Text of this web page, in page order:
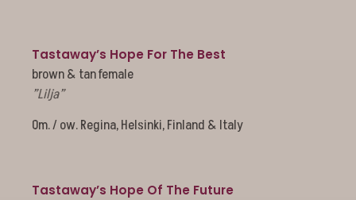
Tastaway’s Hope For The Best
brown & tan female
”Lilja”
Om. / ow. Regina, Helsinki, Finland & Italy
Tastaway’s Hope Of The Future